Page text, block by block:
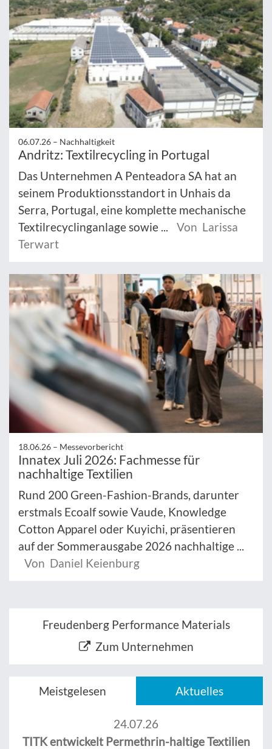
06.07.26 – Nachhaltigkeit
Andritz: Textilrecycling in Portugal
Das Unternehmen A Penteadora SA hat an
seinem Produktionsstandort in Unhais da
Serra, Portugal, eine komplette mechanische
Textilrecyclinganlage sowie ...
Von Larissa
Terwart
18.06.26 – Messevorbericht
Innatex Juli 2026: Fachmesse für
nachhaltige Textilien
Rund 200 Green-Fashion-Brands, darunter
erstmals Ecoalf sowie Vaude, Knowledge
Cotton Apparel oder Kuyichi, präsentieren
auf der Sommerausgabe 2026 nachhaltige ...
Von Daniel Keienburg
Freudenberg Performance Materials
Zum Unternehmen
Meistgelesen Aktuelles
24.07.26
TITK entwickelt Permethrin-haltige Textilien